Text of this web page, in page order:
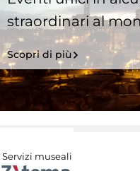
straordinari al
Scopri di più
Servizi museali